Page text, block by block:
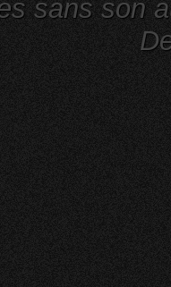
sans son